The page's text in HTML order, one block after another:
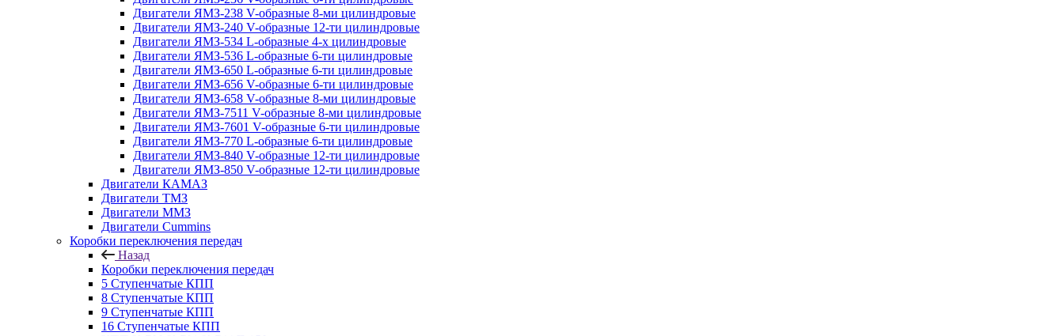
Двигатели ЯМЗ-238 V-образные 8-ми цилиндровые
Двигатели ЯМЗ-240 V-образные 12-ти цилиндровые
Двигатели ЯМЗ-534 L-образные 4-х цилиндровые
Двигатели ЯМЗ-536 L-образные 6-ти цилиндровые
Двигатели ЯМЗ-650 L-образные 6-ти цилиндровые
Двигатели ЯМЗ-656 V-образные 6-ти цилиндровые
Двигатели ЯМЗ-658 V-образные 8-ми цилиндровые
Двигатели ЯМЗ-7511 V-образные 8-ми цилиндровые
Двигатели ЯМЗ-7601 V-образные 6-ти цилиндровые
Двигатели ЯМЗ-770 L-образные 6-ти цилиндровые
Двигатели ЯМЗ-840 V-образные 12-ти цилиндровые
Двигатели ЯМЗ-850 V-образные 12-ти цилиндровые
Двигатели КАМАЗ
Двигатели ТМЗ
Двигатели ММЗ
Двигатели Cummins
Коробки переключения передач
Назад
Коробки переключения передач
5 Ступенчатые КПП
8 Ступенчатые КПП
9 Ступенчатые КПП
16 Ступенчатые КПП